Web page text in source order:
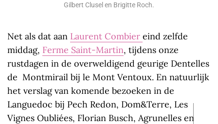
Gilbert Clusel en Brigitte Roch.
Net als dat aan Laurent Combier eind zelfde
middag, Ferme Saint-Martin, tijdens onze
rustdagen in de overweldigend geurige Dentelles
de Montmirail bij le Mont Ventoux. En natuurlijk
het verslag van komende bezoeken in de
Languedoc bij Pech Redon, Dom&Terre, Les
Vignes Oubliées, Florian Busch, Agrunelles en